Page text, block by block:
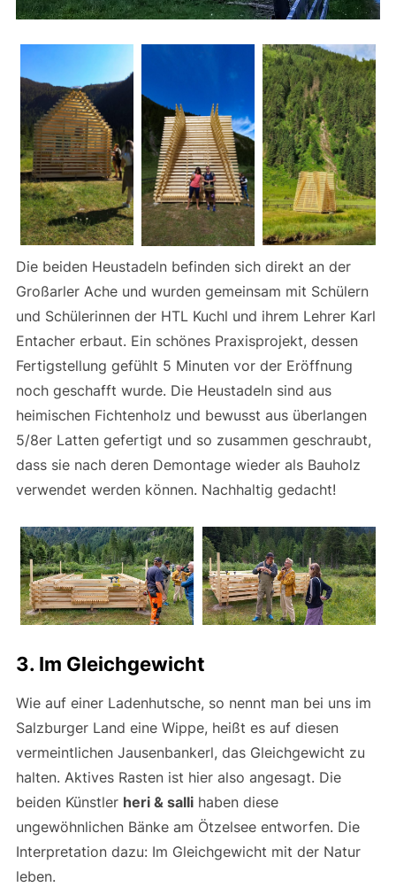
Die beiden Heustadeln befinden sich direkt an der
Großarler Ache und wurden gemeinsam mit Schülern
und Schülerinnen der HTL Kuchl und ihrem Lehrer Karl
Entacher erbaut. Ein schönes Praxisprojekt, dessen
Fertigstellung gefühlt 5 Minuten vor der Eröffnung
noch geschafft wurde. Die Heustadeln sind aus
heimischen Fichtenholz und bewusst aus überlangen
5/8er Latten gefertigt und so zusammen geschraubt,
dass sie nach deren Demontage wieder als Bauholz
verwendet werden können. Nachhaltig gedacht!
3. Im Gleichgewicht
Wie auf einer Ladenhutsche, so nennt man bei uns im
Salzburger Land eine Wippe, heißt es auf diesen
vermeintlichen Jausenbankerl, das Gleichgewicht zu
halten. Aktives Rasten ist hier also angesagt. Die
beiden Künstler heri & sallihaben diese
ungewöhnlichen Bänke am Ötzelsee entworfen. Die
Interpretation dazu: Im Gleichgewicht mit der Natur
leben.